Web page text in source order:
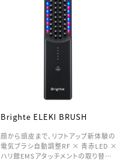
部位や肌の水分量によって体感刺激は
異なります。 ELEKIBRUSH+は、皮膚
の硬さや水分量に応じて最適な刺激を
与え、 筋肉へ直接アプローチできるよ
う設計されています。 <Changes02>
直接お肌に浸透*1 FACEモード時にポ
で浸透させ、より保湿感のある肌質に。
なやかで摩擦の少ない3Dソフトピン 柔
軟性を高めることで、360度スムーズに
動き、フィットしやすい設計に。 適度な
圧力で、心地よい刺激を与えます。
Brighte ELEKI BRUSH
顔から頭皮まで、リフトアップ新体験の
電気ブラシ自動調整RF × 青赤LED ×
ハリ館EMSアタッチメントの取り替え